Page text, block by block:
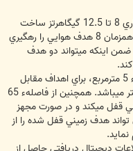
Yak-130 مجهز به يك رادار Osa با فركانس كاري 8 تا 12.5 گيگاهرتز ساخت
ژوكوفسكي مجهز شده است. اين رادار مي‏تواند همزمان 8 هدف هوايي را رهگيري
شليك كند؛ ضمن اينكه مي‏تواند دو هدف
حداكثر برد رهگيري براي اهداف زميني به اندازهء 5 مترمربع، براي اهداف مقابل
85 كيلومتر و براي اهداف پشت سر، 45 كيلومتر مي‏باشد. همچنين از فاصلهء 65
قفل مي‏كند و در صورت مجهز
حداقل 65 کيلومتر، مي تواند هدف زميني قفل شده را از